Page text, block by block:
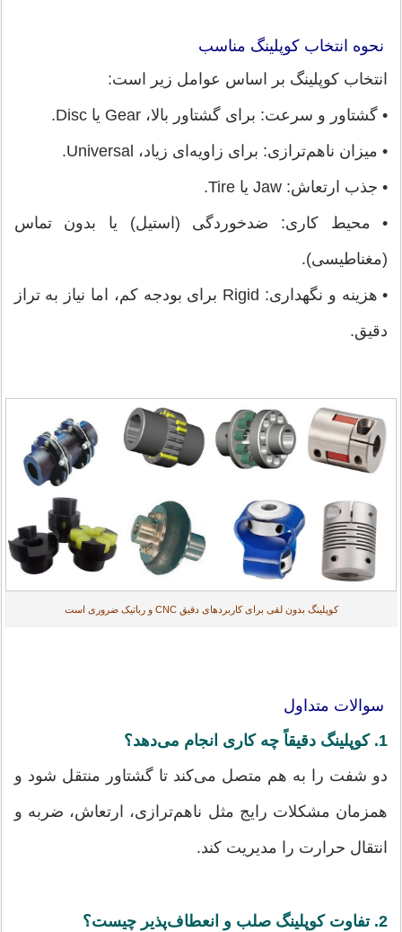
نحوه انتخاب کوپلینگ مناسب
انتخاب کوپلینگ بر اساس عوامل زیر است:
• گشتاور و سرعت: برای گشتاور بالا، Gear یا Disc.
• میزان ناهم‌ترازی: برای زاویه‌ای زیاد، Universal.
• جذب ارتعاش: Jaw یا Tire.
• محیط کاری: ضدخوردگی (استیل) یا بدون تماس
(مغناطیسی).
• هزینه و نگهداری: Rigid برای بودجه کم، اما نیاز به تراز
دقیق.
کوپلینگ بدون لقی برای کاربردهای دقیق CNC و رباتیک ضروری است
سوالات متداول
1. کوپلینگ دقیقاً چه کاری انجام می‌دهد؟
دو شفت را به هم متصل می‌کند تا گشتاور منتقل شود و
همزمان مشکلات رایج مثل ناهم‌ترازی، ارتعاش، ضربه و
انتقال حرارت را مدیریت کند.
2. تفاوت کوپلینگ صلب و انعطاف‌پذیر چیست؟